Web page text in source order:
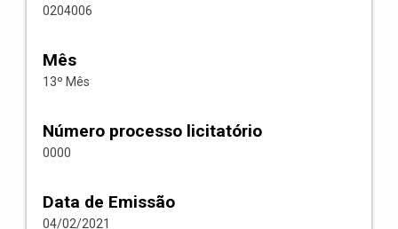
0204006
Mês
13º Mês
Número processo licitatório
0000
Data de Emissão
04/02/2021